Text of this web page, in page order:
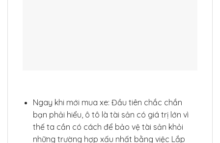
Ngay khi mới mua xe: Đầu tiên chắc chắn
bạn phải hiểu, ô tô là tài sản có giá trị lớn vì
thế ta cần có cách để bảo vệ tài sản khỏi
những trường hợp xấu nhất bằng việc Lắp